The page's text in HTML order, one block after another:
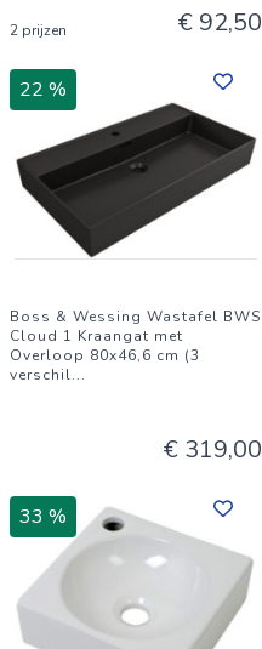
2 prijzen € 92,50
22 %
Boss & Wessing Wastafel BWS
Cloud 1 Kraangat met
Overloop 80x46,6 cm (3
verschil...
€ 319,00
33 %